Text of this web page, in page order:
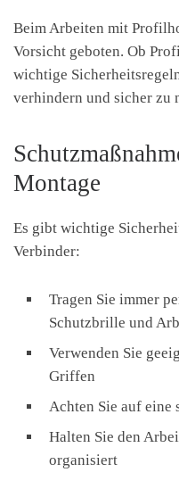
Beim Arbeiten mit
Vorsicht geboten. Ob
wichtige
verhindern und sicher zu
Montage
Es gibt wichtige
Verbinder:
Tragen Sie immer
Schutzbrille und
Verwenden Sie
Griffen
Achten Sie auf
Halten Sie den
organisiert